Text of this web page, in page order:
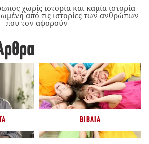
χωρίς ιστορία και καμία ιστορία
από τις ιστορίες των ανθρώπων
που τον αφορούν
ΒΙΒΛΊΑ